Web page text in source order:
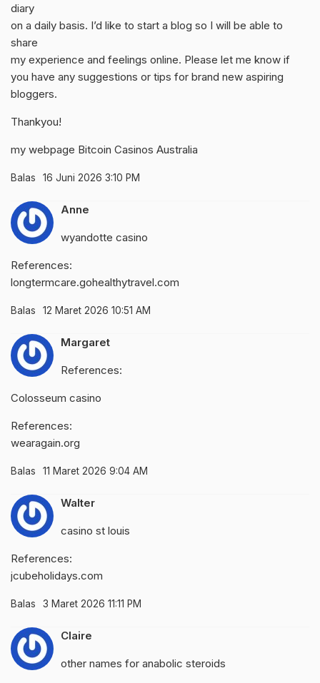
diary
on a daily basis. I’d like to start a blog so I will be able to
share
my experience and feelings online. Please let me know if
you have any suggestions or tips for brand new aspiring
bloggers.
Thankyou!
my webpage Bitcoin Casinos Australia
Balas 16 Juni 2026 3:10 PM
Anne
wyandotte casino
References:
longtermcare.gohealthytravel.com
Balas 12 Maret 2026 10:51 AM
Margaret
References:
Colosseum casino
References:
wearagain.org
Balas 11 Maret 2026 9:04 AM
Walter
casino st louis
References:
jcubeholidays.com
Balas 3 Maret 2026 11:11 PM
Claire
other names for anabolic steroids